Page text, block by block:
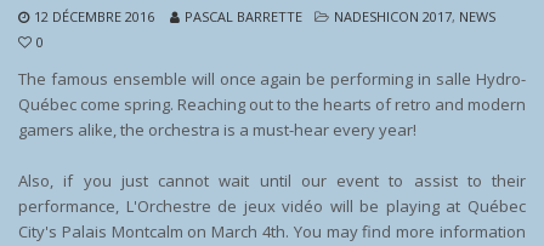
12 DÉCEMBRE 2016 PASCAL BARRETTE NADESHICON 2017, NEWS
0
The famous ensemble will once again be performing in salle Hydro-
Québec come spring. Reaching out to the hearts of retro and modern
gamers alike, the orchestra is a must-hear every year!
Also, if you just cannot wait until our event to assist to their
performance, L'Orchestre de jeux vidéo will be playing at Québec
City's Palais Montcalm on March 4th. You may find more information